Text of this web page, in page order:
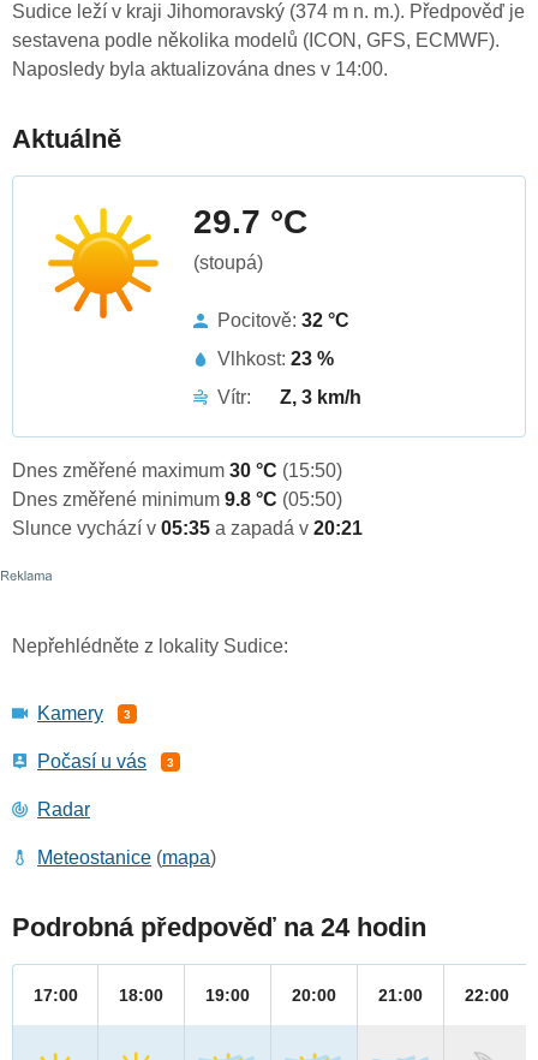
Sudice leží v kraji Jihomoravský (374 m n. m.). Předpověď je
sestavena podle několika modelů (ICON, GFS, ECMWF).
Naposledy byla aktualizována dnes v 14:00.
Aktuálně
29.7 °C
(stoupá)
Pocitově: 32 °C
Vlhkost: 23 %
Vítr:
Z, 3 km/h
Dnes změřené maximum 30 °C (15:50)
Dnes změřené minimum 9.8 °C (05:50)
Slunce vychází v 05:35 a zapadá v 20:21
Nepřehlédněte z lokality Sudice:
Kamery 3
Počasí u vás 3
Radar
Meteostanice (mapa)
Podrobná předpověď na 24 hodin
17:00 18:00 19:00 20:00 21:00 22:00